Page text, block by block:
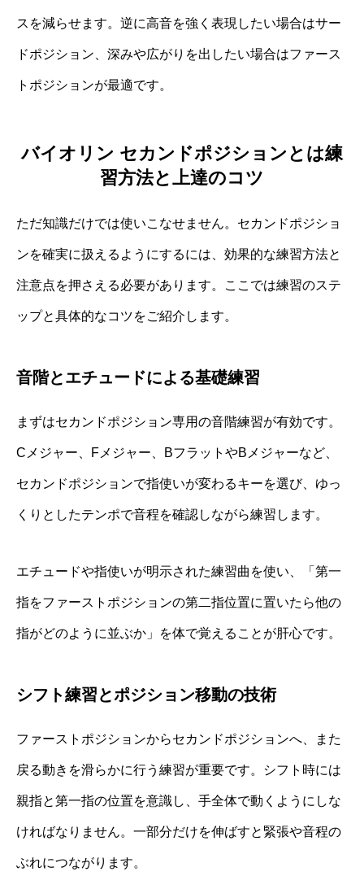
スを減らせます。逆に高音を強く表現したい場合はサー
ドポジション、深みや広がりを出したい場合はファース
トポジションが最適です。
バイオリン セカンドポジションとは練
習方法と上達のコツ
ただ知識だけでは使いこなせません。セカンドポジショ
ンを確実に扱えるようにするには、効果的な練習方法と
注意点を押さえる必要があります。ここでは練習のステ
ップと具体的なコツをご紹介します。
音階とエチュードによる基礎練習
まずはセカンドポジション専用の音階練習が有効です。
Cメジャー、Fメジャー、BフラットやBメジャーなど、
セカンドポジションで指使いが変わるキーを選び、ゆっ
くりとしたテンポで音程を確認しながら練習します。
エチュードや指使いが明示された練習曲を使い、「第一
指をファーストポジションの第二指位置に置いたら他の
指がどのように並ぶか」を体で覚えることが肝心です。
シフト練習とポジション移動の技術
ファーストポジションからセカンドポジションへ、また
戻る動きを滑らかに行う練習が重要です。シフト時には
親指と第一指の位置を意識し、手全体で動くようにしな
ければなりません。一部分だけを伸ばすと緊張や音程の
ぶれにつながります。